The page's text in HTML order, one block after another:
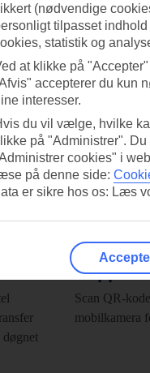
Hent TUI-appen
døgnet
Scan QR-
mobilkamera
(nødvendige
tilpasset
statistik og
at klikke på
accepterer du kun
interesser.
du vil vælge, hvilke
på "Administrer".
cookies" i
på denne side:
er sikre hos os: Læs